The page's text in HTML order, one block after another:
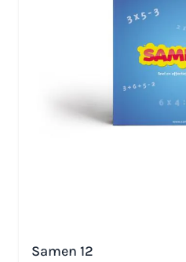
Samen 12